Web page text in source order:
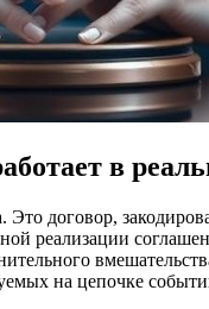
в
договор,
реализации
на цепочке